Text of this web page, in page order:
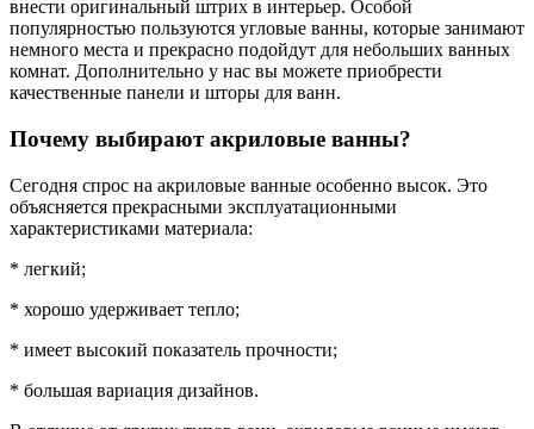
внести оригинальный штрих в интерьер. Особой
популярностью пользуются угловые ванны, которые занимают
немного места и прекрасно подойдут для небольших ванных
комнат. Дополнительно у нас вы можете приобрести
качественные панели и шторы для ванн.
Почему выбирают акриловые ванны?
Сегодня спрос на акриловые ванные особенно высок. Это
объясняется прекрасными эксплуатационными
характеристиками материала:
* легкий;
* хорошо удерживает тепло;
* имеет высокий показатель прочности;
* большая вариация дизайнов.